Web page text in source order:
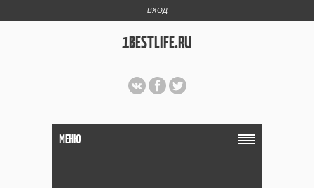
ВХОД
1BESTLIFE.RU
МЕНЮ